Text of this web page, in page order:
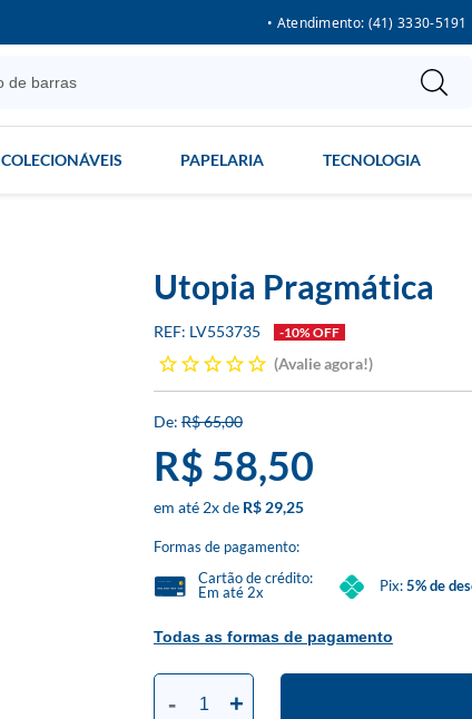
• Atendimento: (41) 3330-5191
COLECIONÁVEIS PAPELARIA TECNOLOGIA
Utopia Pragmática
LV553735 -10% OFF
Avalie agora!
R$ 65,00
R$ 58,50
2x R$ 29,25
Formas de pagamento:
Todas as formas de pagamento
Cartão de crédito:
Em até 2x
Pix:5% de
- +